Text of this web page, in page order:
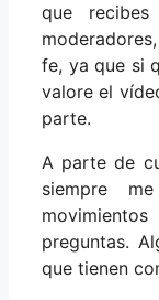
que
fe, ya que si
valore el
parte.
A parte de
siempre
preguntas.
que tienen